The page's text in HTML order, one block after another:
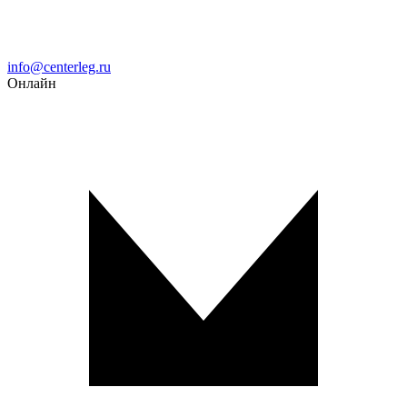
Email
info@centerleg.ru
Онлайн